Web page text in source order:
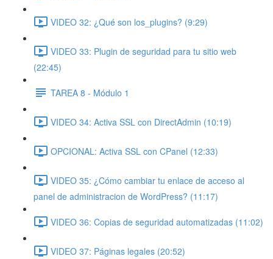
VIDEO 32: ¿Qué son los_plugins? (9:29)
VIDEO 33: Plugin de seguridad para tu sitio web
(22:45)
TAREA 8 - Módulo 1
VIDEO 34: Activa SSL con DirectAdmin (10:19)
OPCIONAL: Activa SSL con CPanel (12:33)
VIDEO 35: ¿Cómo cambiar tu enlace de acceso al
panel de administracion de WordPress? (11:17)
VIDEO 36: Copias de seguridad automatizadas (11:02)
VIDEO 37: Páginas legales (20:52)